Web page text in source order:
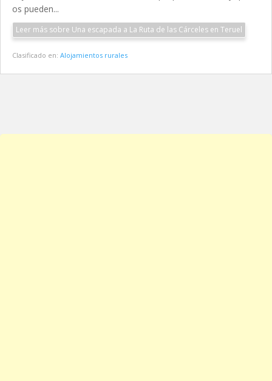
os pueden...
Leer más sobre Una escapada a La Ruta de las Cárceles en Teruel
Clasificado en: Alojamientos rurales